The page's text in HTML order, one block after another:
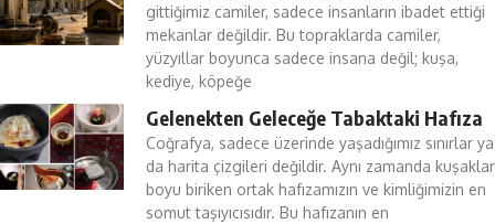
gittiğimiz camiler, sadece insanların ibadet ettiği
mekanlar değildir. Bu topraklarda camiler,
yüzyıllar boyunca sadece insana değil; kuşa,
kediye, köpeğe
Gelenekten Geleceğe Tabaktaki Hafıza
Coğrafya, sadece üzerinde yaşadığımız sınırlar ya
da harita çizgileri değildir. Aynı zamanda kuşaklar
boyu biriken ortak hafızamızın ve kimliğimizin en
somut taşıyıcısıdır. Bu hafızanın en